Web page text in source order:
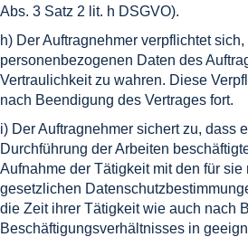
Abs. 3 Satz 2 lit. h DSGVO).
h) Der Auftragnehmer verpflichtet
personenbezogenen Daten des
Vertraulichkeit zu wahren. Diese
nach Beendigung des Vertrages fort.
i) Der Auftragnehmer sichert zu, dass
Durchführung der Arbeiten
Aufnahme der Tätigkeit mit den für sie
gesetzlichen
die Zeit ihrer Tätigkeit wie auch nach
Beschäftigungsverhältnisses in